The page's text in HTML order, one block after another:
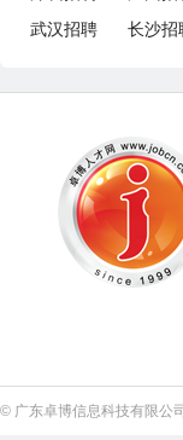
武汉招聘
长沙招
© 广东卓博信息科技有限公司